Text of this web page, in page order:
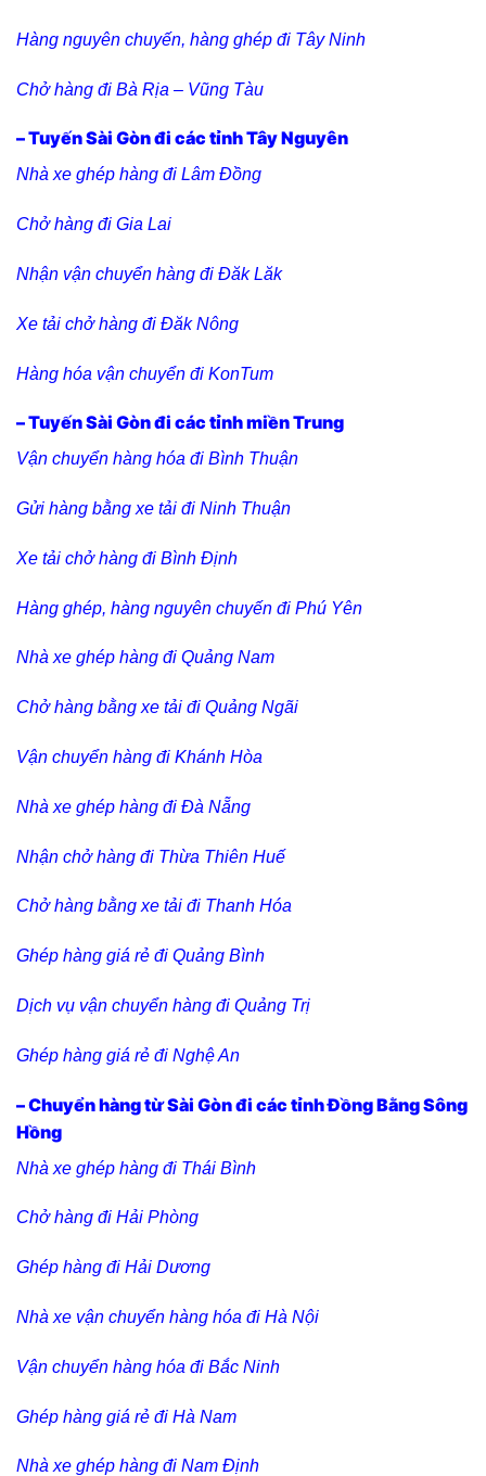
Hàng nguyên chuyến, hàng ghép đi Tây Ninh
Chở hàng đi Bà Rịa – Vũng Tàu
– Tuyến Sài Gòn đi các tỉnh Tây Nguyên
Nhà xe ghép hàng đi Lâm Đồng
Chở hàng đi Gia Lai
Nhận vận chuyển hàng đi Đăk Lăk
Xe tải chở hàng đi Đăk Nông
Hàng hóa vận chuyển đi KonTum
– Tuyến Sài Gòn đi các tỉnh miền Trung
Vận chuyển hàng hóa đi Bình Thuận
Gửi hàng bằng xe tải đi Ninh Thuận
Xe tải chở hàng đi Bình Định
Hàng ghép, hàng nguyên chuyến đi Phú Yên
Nhà xe ghép hàng đi Quảng Nam
Chở hàng bằng xe tải đi Quảng Ngãi
Vận chuyển hàng đi Khánh Hòa
Nhà xe ghép hàng đi Đà Nẵng
Nhận chở hàng đi Thừa Thiên Huế
Chở hàng bằng xe tải đi Thanh Hóa
Ghép hàng giá rẻ đi Quảng Bình
Dịch vụ vận chuyển hàng đi Quảng Trị
Ghép hàng giá rẻ đi Nghệ An
– Chuyển hàng từ Sài Gòn đi các tỉnh Đồng Bằng Sông
Hồng
Nhà xe ghép hàng đi Thái Bình
Chở hàng đi Hải Phòng
Ghép hàng đi Hải Dương
Nhà xe vận chuyển hàng hóa đi Hà Nội
Vận chuyển hàng hóa đi Bắc Ninh
Ghép hàng giá rẻ đi Hà Nam
Nhà xe ghép hàng đi Nam Định